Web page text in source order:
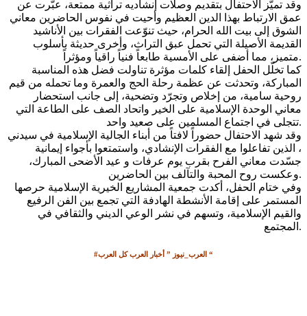
وقد تميّز الاحتفال بتقديم وصلات إنشاديه تراثية ممتعة، عبّرت عن
عمق الارتباط بهذا الدين العظيم وأحيت في نفوس الحاضرين معاني
الشوق إلى بيت الله الحرام، حيث تنوّعت الفقرات بين الأناشيد
القديمة الأصيلة التي تحمل عبق التراث، وأخرى حديثة بأسلوب
متميز، مما أضفى على الأمسية طابعاً فنياً راقياً ومؤثراً.
كما تخلّل الحفل إلقاء كلمات مؤثرة تناولت فضل هذه المناسبة
المباركة، وتحدثت عن عظمة رحلة الحج والعمرة وما تحمله من قيم
روحية سامية، من إخلاص وتجرّد وتضحية، إلى جانب استحضار
معاني الوحدة الإسلامية على الخير واتحاد الصف على الطاعة التي
تتجلى في اجتماع المسلمين على صعيد واحد.
وقد شهد الاحتفال حضوراً لافتاً من أبناء الجالية الإسلامية في سيدني
، الذين تفاعلوا مع الفقرات الإنشادي، واستمتعوا بأجواء إيمانية
جسّدت معاني الفرح بقرب يوم عرفات و عيد الأضحى المبارك،
وعكست روح المحبة والتآلف بين الحاضرين.
وفي ختام الحفل، أكدت جمعية المشاريع الخيرية الإسلامية حرصها
المستمر على إقامة الأنشطة الهادفة التي تجمع بين الفن الرفيع
والقيم الإسلامية، وتسهم في نشر الوعي الديني والثقافي في
المجتمع.
#العرب_نيوز ” أخبار العرب كل العرب “